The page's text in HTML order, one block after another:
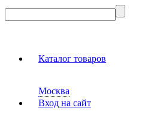
Каталог товаров
Москва
Вход на сайт